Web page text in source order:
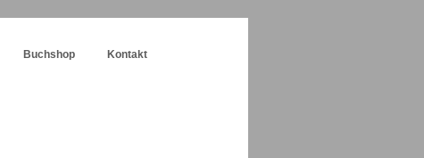
Buchshop Kontakt